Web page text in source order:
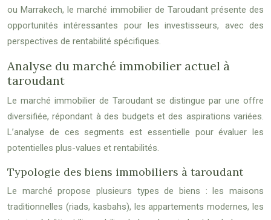
ou Marrakech, le marché immobilier de Taroudant présente des
opportunités intéressantes pour les investisseurs, avec des
perspectives de rentabilité spécifiques.
Analyse du marché immobilier actuel à
taroudant
Le marché immobilier de Taroudant se distingue par une offre
diversifiée, répondant à des budgets et des aspirations variées.
L’analyse de ces segments est essentielle pour évaluer les
potentielles plus-values et rentabilités.
Typologie des biens immobiliers à taroudant
Le marché propose plusieurs types de biens : les maisons
traditionnelles (riads, kasbahs), les appartements modernes, les